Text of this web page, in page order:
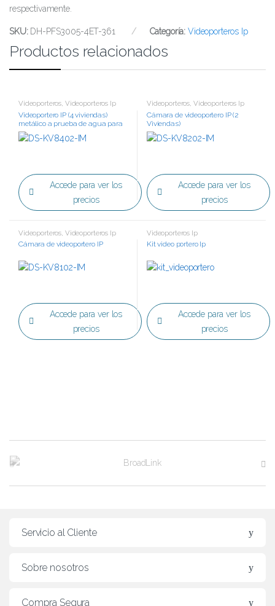
respectivamente.
SKU: DH-PFS3005-4ET-361 Categoría: Videoporteros Ip
Productos relacionados
Videoporteros, Videoporteros Ip
Videoportero IP (4 viviendas)
metálico a prueba de agua para
exterior
Accede para ver los
precios
Videoporteros, Videoporteros Ip
Cámara de videoportero IP (2
Viviendas)
Accede para ver los
precios
Videoporteros Videoporteros Ip
Cámara de videoportero IP
Accede para ver los
precios
Videoporteros Ip
Kit video portero Ip
Accede para ver los
precios
Servicio al Cliente
Sobre nosotros
Compra Segura